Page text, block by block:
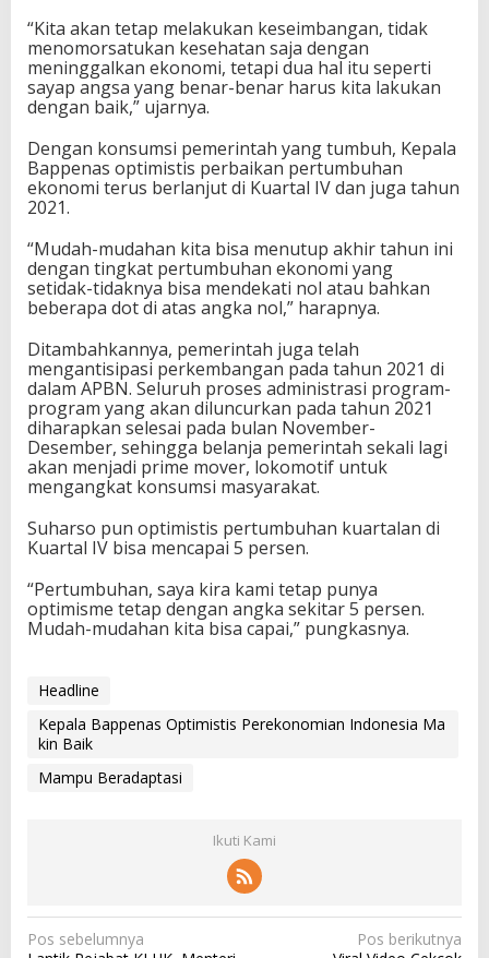
“Kita akan tetap melakukan keseimbangan, tidak
menomorsatukan kesehatan saja dengan
meninggalkan ekonomi, tetapi dua hal itu seperti
sayap angsa yang benar-benar harus kita lakukan
dengan baik,” ujarnya.
Dengan konsumsi pemerintah yang tumbuh, Kepala
Bappenas optimistis perbaikan pertumbuhan
ekonomi terus berlanjut di Kuartal IV dan juga tahun
2021.
“Mudah-mudahan kita bisa menutup akhir tahun ini
dengan tingkat pertumbuhan ekonomi yang
setidak-tidaknya bisa mendekati nol atau bahkan
beberapa dot di atas angka nol,” harapnya.
Ditambahkannya, pemerintah juga telah
mengantisipasi perkembangan pada tahun 2021 di
dalam APBN. Seluruh proses administrasi program-
program yang akan diluncurkan pada tahun 2021
diharapkan selesai pada bulan November-
Desember, sehingga belanja pemerintah sekali lagi
akan menjadi prime mover, lokomotif untuk
mengangkat konsumsi masyarakat.
Suharso pun optimistis pertumbuhan kuartalan di
Kuartal IV bisa mencapai 5 persen.
“Pertumbuhan, saya kira kami tetap punya
optimisme tetap dengan angka sekitar 5 persen.
Mudah-mudahan kita bisa capai,” pungkasnya.
Headline
Kepala Bappenas Optimistis Perekonomian Indonesia Ma
kin Baik
Mampu Beradaptasi
Ikuti Kami
N
Pos sebelumnya
Pos berikutnya